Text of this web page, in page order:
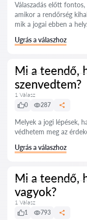
Válaszadás előtt
amikor a rendőrség
mik a jogai ebben a
Ugrás a válaszhoz
Mi a teendő,
szenvedtem?
1 Válasz
0
287
Melyek a jogi lépések,
védhetem meg az
Ugrás a válaszhoz
Mi a teendő,
vagyok?
1 Válasz
1
793